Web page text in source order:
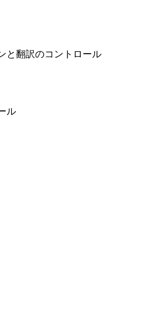
と翻訳のコントロール
ル